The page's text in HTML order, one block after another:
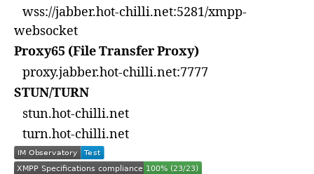
wss://jabber.hot-chilli.net:5281/xmpp-
websocket
Proxy65 (File Transfer Proxy)
proxy.jabber.hot-chilli.net:7777
STUN/TURN
stun.hot-chilli.net
turn.hot-chilli.net